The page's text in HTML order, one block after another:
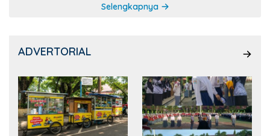
Selengkapnya
ADVERTORIAL